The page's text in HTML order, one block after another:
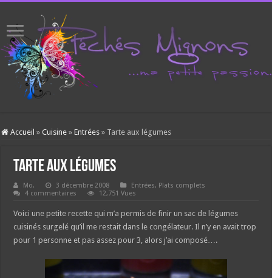
Accueil » Cuisine » Entrées » Tarte aux légumes
Tarte aux légumes
Mo. 3 décembre 2008 Entrées, Plats complets
4 commentaires
12,751 Vues
Voici une petite recette qui m’a permis de finir un sac de légumes
cuisinés surgelé qu’il me restait dans le congélateur. Il n’y en avait trop
pour 1 personne et pas assez pour 3, alors j’ai composé….